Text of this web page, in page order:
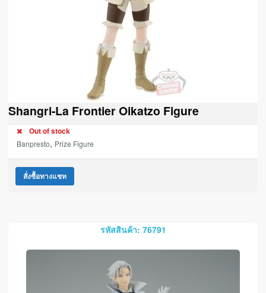
Shangri-La Frontier Oikatzo Figure
Out of stock
Banpresto, Prize Figure
สั่งซื้อทางแชท
รหัสสินค้า: 76791